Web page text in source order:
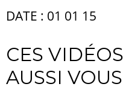
DATE : 01 01 15
CES
AUSSI